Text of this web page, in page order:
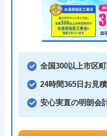
全国300以上市区
24時間365日お見
安心実直の明朗会